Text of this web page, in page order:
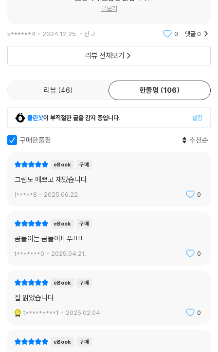
글보기
k******4 2024.12.25. 신고 0 댓글0
리뷰 전체보기
리뷰 46 한줄평 106
클린봇이 부적절한 글을 감지 중입니다. 설정
구매한줄평 추천순
eBook 구매
그림도 예쁘고 재밌습니다.
l*****8 2025.06.22. 0
eBook 구매
곰돌이는 곰돌이!! 푸!!!!
t*******0 2025.04.21. 0
eBook 구매
잘 읽었습니다.
t*********1 2025.02.04. 0
eBook 구매